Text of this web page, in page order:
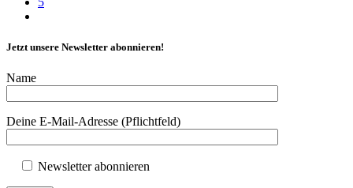
Jetzt unsere Newsletter abonnieren!
Name
Deine E-Mail-Adresse (Pflichtfeld)
Newsletter abonnieren